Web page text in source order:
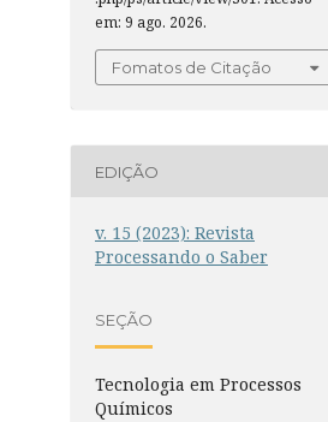
em: 9 ago. 2026.
Fomatos de Citação
EDIÇÃO
v. 15 (2023): Revista
Processando o Saber
SEÇÃO
Tecnologia em Processos
Químicos